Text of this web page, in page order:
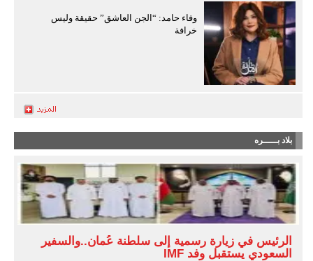
وفاء حامد: “الجن العاشق” حقيقة وليس
خرافة
بلاد بـــــره
الرئيس في زيارة رسمية إلى سلطنة عُمان..والسفير
السعودي يستقبل وفد IMF